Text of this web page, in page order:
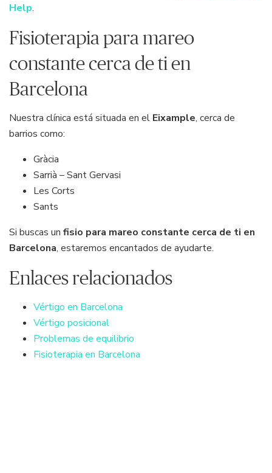
Help.
Fisioterapia para mareo
constante cerca de ti en
Barcelona
Nuestra clínica está situada en el Eixample, cerca de
barrios como:
Gràcia
Sarrià – Sant Gervasi
Les Corts
Sants
Si buscas un fisio para mareo constante cerca de ti en
Barcelona, estaremos encantados de ayudarte.
Enlaces relacionados
Vértigo en Barcelona
Vértigo posicional
Problemas de equilibrio
Fisioterapia en Barcelona